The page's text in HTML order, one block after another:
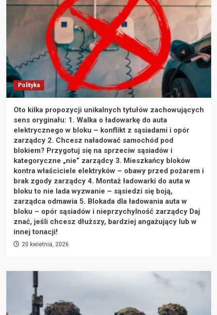
Polityka
Oto kilka propozycji unikalnych tytułów zachowujących
sens oryginału: 1. Walka o ładowarkę do auta
elektrycznego w bloku – konflikt z sąsiadami i opór
zarządcy 2. Chcesz naładować samochód pod
blokiem? Przygotuj się na sprzeciw sąsiadów i
kategoryczne „nie” zarządcy 3. Mieszkańcy bloków
kontra właściciele elektryków – obawy przed pożarem i
brak zgody zarządcy 4. Montaż ładowarki do auta w
bloku to nie lada wyzwanie – sąsiedzi się boją,
zarządca odmawia 5. Blokada dla ładowania auta w
bloku – opór sąsiadów i nieprzychylność zarządcy Daj
znać, jeśli chcesz dłuższy, bardziej angażujący lub w
innej tonacji!
20 kwietnia, 2026